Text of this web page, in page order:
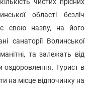
області безліч
свою назву, на його
санаторії Волинської
та залежать від
оздоровлення. Турист в
на місце відпочинку на